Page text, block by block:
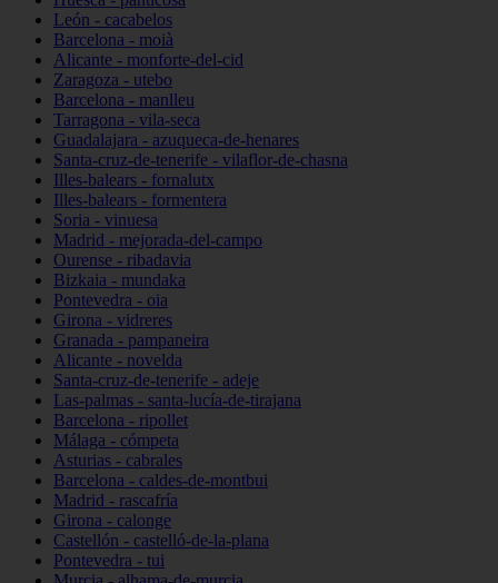
León - cacabelos
Barcelona - moià
Alicante - monforte-del-cid
Zaragoza - utebo
Barcelona - manlleu
Tarragona - vila-seca
Guadalajara - azuqueca-de-henares
Santa-cruz-de-tenerife - vilaflor-de-chasna
Illes-balears - fornalutx
Illes-balears - formentera
Soria - vinuesa
Madrid - mejorada-del-campo
Ourense - ribadavia
Bizkaia - mundaka
Pontevedra - oia
Girona - vidreres
Granada - pampaneira
Alicante - novelda
Santa-cruz-de-tenerife - adeje
Las-palmas - santa-lucía-de-tirajana
Barcelona - ripollet
Málaga - cómpeta
Asturias - cabrales
Barcelona - caldes-de-montbui
Madrid - rascafría
Girona - calonge
Castellón - castelló-de-la-plana
Pontevedra - tui